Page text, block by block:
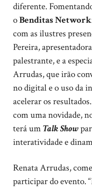
diferente.
oBenditas
com as ilustres
Pereira,
palestrante, e a
Arrudas, que irão
no digital e o uso da
acelerar os
com uma novidade,
terá umTalk Show
interatividade e
Renata Arrudas,
participar do evento.